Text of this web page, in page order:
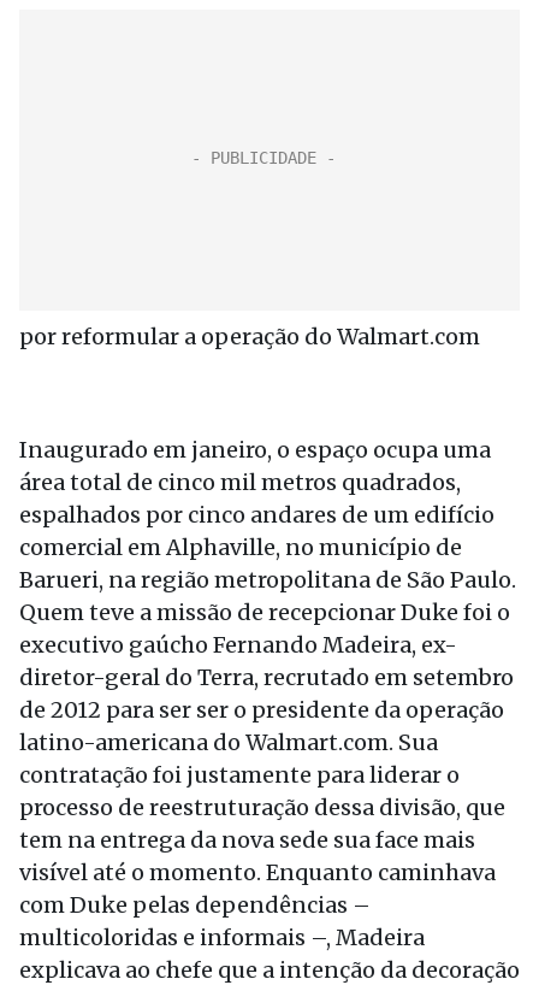
por reformular a operação do Walmart.com
Inaugurado em janeiro, o espaço ocupa uma
área total de cinco mil metros quadrados,
espalhados por cinco andares de um edifício
comercial em Alphaville, no município de
Barueri, na região metropolitana de São Paulo.
Quem teve a missão de recepcionar Duke foi o
executivo gaúcho Fernando Madeira, ex-
diretor-geral do Terra, recrutado em setembro
de 2012 para ser ser o presidente da operação
latino-americana do Walmart.com. Sua
contratação foi justamente para liderar o
processo de reestruturação dessa divisão, que
tem na entrega da nova sede sua face mais
visível até o momento. Enquanto caminhava
com Duke pelas dependências –
multicoloridas e informais –, Madeira
explicava ao chefe que a intenção da decoração